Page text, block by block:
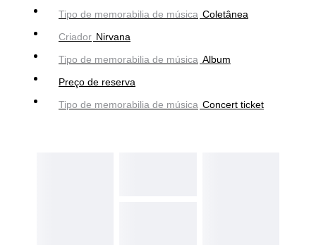
Tipo de memorabilia de música Coletânea
Criador Nirvana
Tipo de memorabilia de música Album
Preço de reserva
Tipo de memorabilia de música Concert ticket